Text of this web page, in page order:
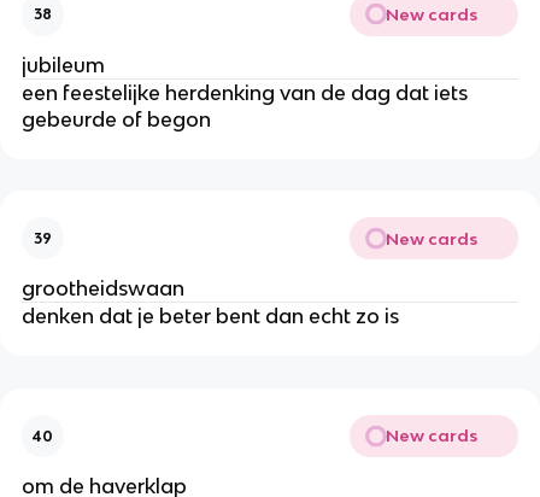
38 New cards
jubileum
een feestelijke herdenking van de dag dat iets
gebeurde of begon
39 New cards
grootheidswaan
denken dat je beter bent dan echt zo is
40 New cards
om de haverklap